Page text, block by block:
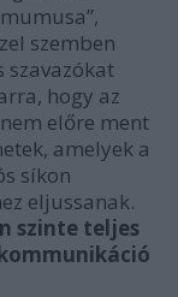
szemben
szavazókat
hogy az
előre ment
amelyek a
síkon
eljussanak.
szinte teljes